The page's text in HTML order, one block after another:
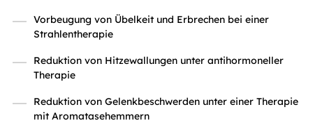
Vorbeugung von Übelkeit und Erbrechen bei einer
Strahlentherapie
Reduktion von Hitzewallungen unter antihormoneller
Therapie
Reduktion von Gelenkbeschwerden unter einer Therapie
mit Aromatasehemmern